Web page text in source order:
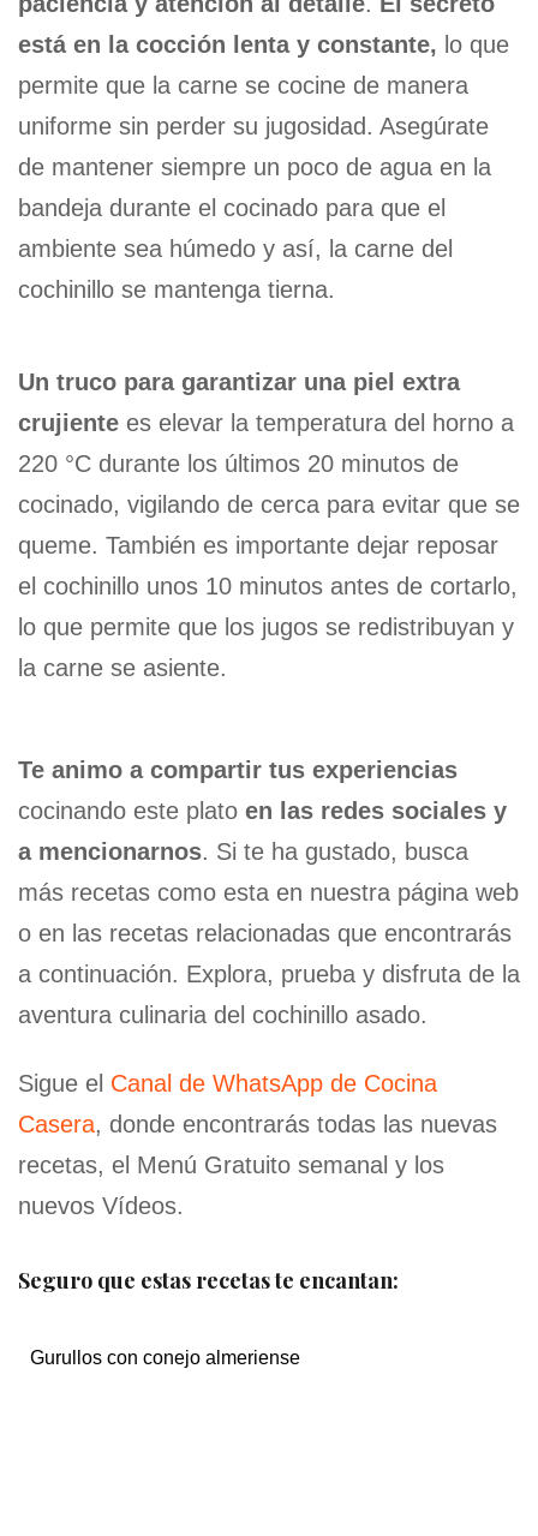
está en la cocción lenta y constante, lo que
permite que la carne se cocine de manera
uniforme sin perder su jugosidad. Asegúrate
de mantener siempre un poco de agua en la
bandeja durante el cocinado para que el
ambiente sea húmedo y así, la carne del
cochinillo se mantenga tierna.
Un truco para garantizar una piel extra
crujiente es elevar la temperatura del horno a
220 °C durante los últimos 20 minutos de
cocinado, vigilando de cerca para evitar que se
queme. También es importante dejar reposar
el cochinillo unos 10 minutos antes de cortarlo,
lo que permite que los jugos se redistribuyan y
la carne se asiente.
Te animo a compartir tus experiencias
cocinando este plato en las redes sociales y
a mencionarnos. Si te ha gustado, busca
más recetas como esta en nuestra página web
o en las recetas relacionadas que encontrarás
a continuación. Explora, prueba y disfruta de la
aventura culinaria del cochinillo asado.
Sigue el Canal de WhatsApp de Cocina
Casera, donde encontrarás todas las nuevas
recetas, el Menú Gratuito semanal y los
nuevos Vídeos.
Seguro que estas recetas te encantan:
Gurullos con conejo almeriense